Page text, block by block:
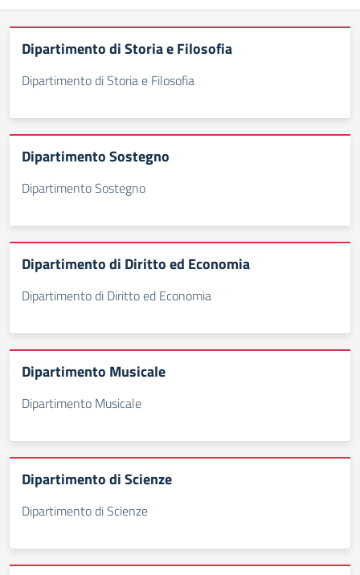
Dipartimento di Storia e Filosofia
Dipartimento di Storia e Filosofia
Dipartimento Sostegno
Dipartimento Sostegno
Dipartimento di Diritto ed Economia
Dipartimento di Diritto ed Economia
Dipartimento Musicale
Dipartimento Musicale
Dipartimento di Scienze
Dipartimento di Scienze